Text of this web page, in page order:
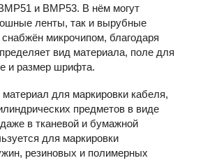
и BMP53. В нём могут
ленты, так и вырубные
микрочипом, благодаря
вид материала, поле для
и размер шрифта.
для маркировки кабеля,
предметов в виде
в тканевой и бумажной
для маркировки
резиновых и полимерных